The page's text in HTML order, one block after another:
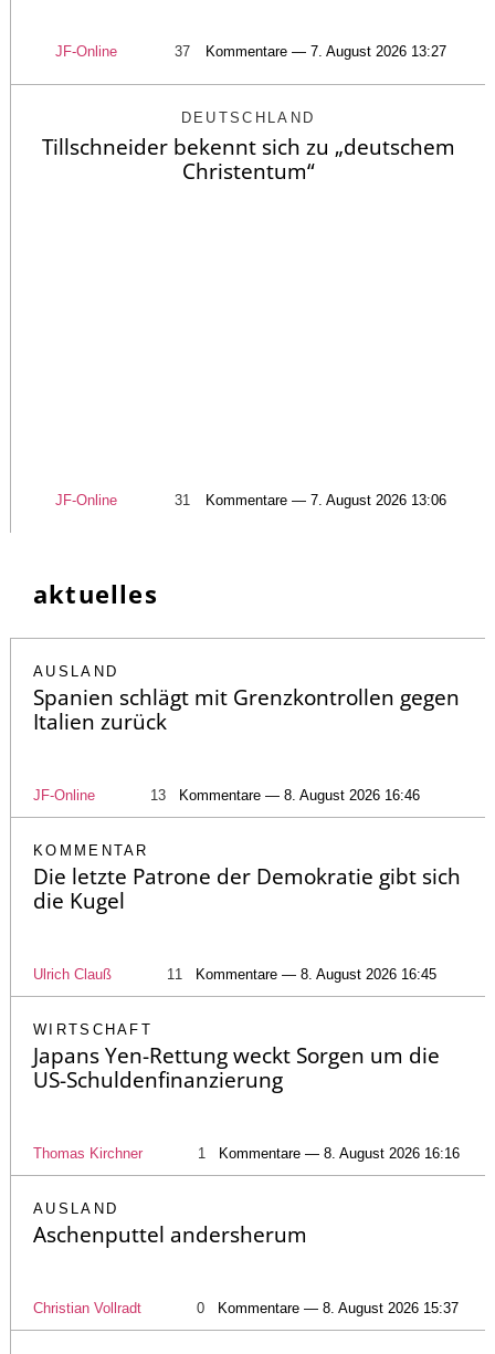
JF-Online 37 Kommentare — 7. August 2026 13:27
DEUTSCHLAND
Tillschneider bekennt sich zu „deutschem
Christentum“
JF-Online 31 Kommentare — 7. August 2026 13:06
aktuelles
AUSLAND
Spanien schlägt mit Grenzkontrollen gegen
Italien zurück
JF-Online 13 Kommentare — 8. August 2026 16:46
KOMMENTAR
Die letzte Patrone der Demokratie gibt sich
die Kugel
Ulrich Clauß 11 Kommentare — 8. August 2026 16:45
WIRTSCHAFT
Japans Yen-Rettung weckt Sorgen um die
US-Schuldenfinanzierung
Thomas Kirchner 1 Kommentare — 8. August 2026 16:16
AUSLAND
Aschenputtel andersherum
Christian Vollradt 0 Kommentare — 8. August 2026 15:37